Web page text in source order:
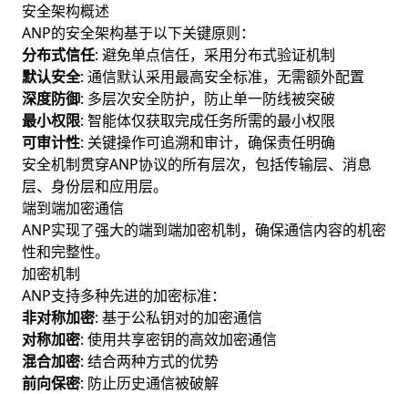
安全架构概述
ANP的安全架构基于以下关键原则：
分布式信任: 避免单点信任，采用分布式验证机制
默认安全: 通信默认采用最高安全标准，无需额外配置
深度防御: 多层次安全防护，防止单一防线被突破
最小权限: 智能体仅获取完成任务所需的最小权限
可审计性: 关键操作可追溯和审计，确保责任明确
安全机制贯穿ANP协议的所有层次，包括传输层、消息
层、身份层和应用层。
端到端加密通信
ANP实现了强大的端到端加密机制，确保通信内容的机密
性和完整性。
加密机制
ANP支持多种先进的加密标准：
非对称加密: 基于公私钥对的加密通信
对称加密: 使用共享密钥的高效加密通信
混合加密: 结合两种方式的优势
前向保密: 防止历史通信被破解